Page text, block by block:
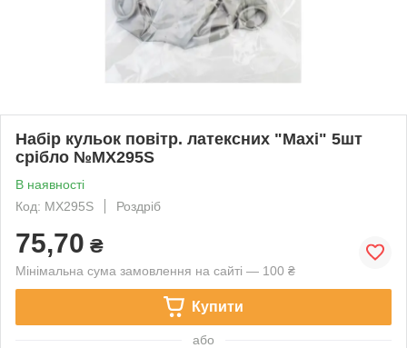
Набір кульок повітр. латексних "Maxi" 5шт
срібло №MX295S
В наявності
Код: MX295S
Роздріб
75,70 ₴
Мінімальна сума замовлення на сайті — 100 ₴
Купити
або